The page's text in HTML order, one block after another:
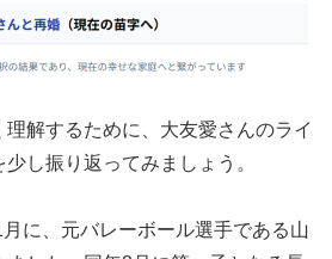
解するために、大友愛さんのライ
し振り返ってみましょう。
に、元バレーボール選手である山